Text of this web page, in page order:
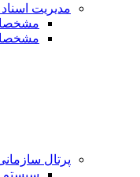
مدیریت اسناد
پرتال
سیستم